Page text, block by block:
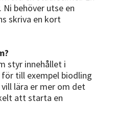
behöver utse en
skriva en kort
styr innehållet i
till exempel biodling
lära er mer om det
att starta en